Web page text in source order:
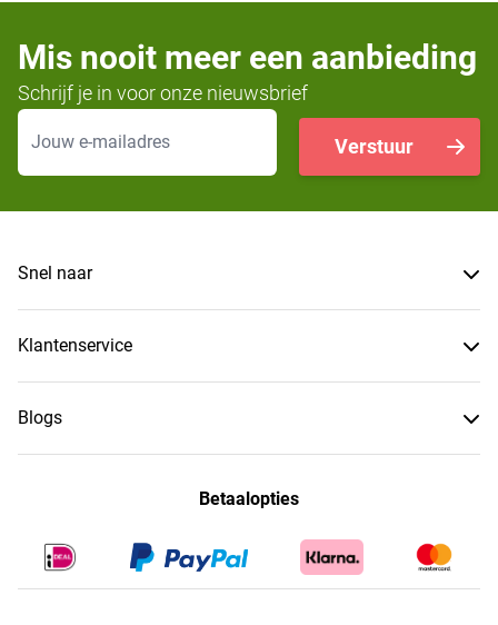
Mis nooit meer een aanbieding
Schrijf je in voor onze nieuwsbrief
E-mailadres
Verstuur
Snel naar
Klantenservice
Blogs
Betaalopties